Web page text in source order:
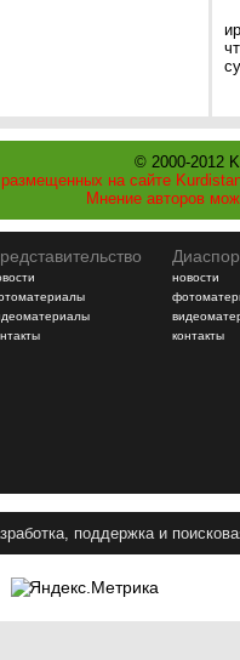
© 2000-2012
на сайте
Мнение авторов
новости
контакты
поддержка и